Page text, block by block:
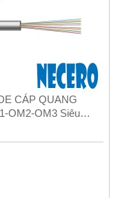
OM2-OM3 Siêu